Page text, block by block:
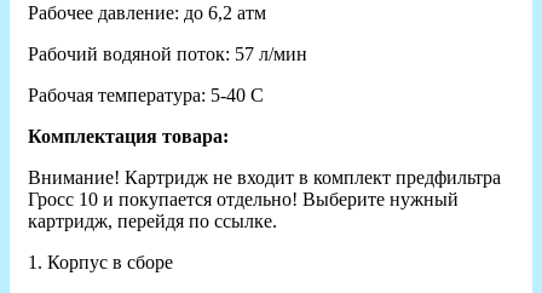
Рабочее давление: до 6,2 атм
Рабочий водяной поток: 57 л/мин
Рабочая температура: 5-40 C
Комплектация товара:
Внимание! Картридж не входит в комплект предфильтра
Гросс 10 и покупается отдельно! Выберите нужный
картридж, перейдя по ссылке.
1. Корпус в сборе